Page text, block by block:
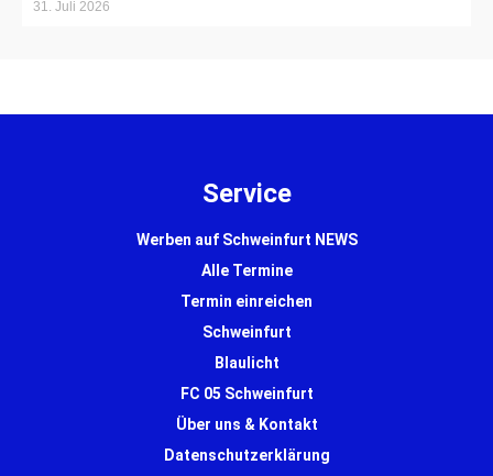
31. Juli 2026
Service
Werben auf Schweinfurt NEWS
Alle Termine
Termin einreichen
Schweinfurt
Blaulicht
FC 05 Schweinfurt
Über uns & Kontakt
Datenschutzerklärung